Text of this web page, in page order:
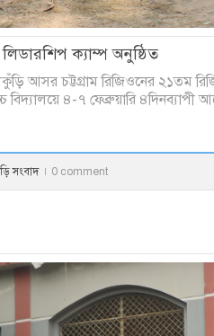
ক্যাম্প অনুষ্ঠিত
আসর চট্টগ্রাম রিজিওনের ২১তম
৪-৭ ফেব্রুয়ারি ৪দিনব্যাপী
সংবাদ 0 comment